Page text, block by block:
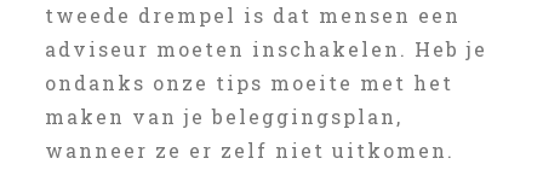
tweede drempel is dat mensen een
adviseur moeten inschakelen. Heb je
ondanks onze tips moeite met het
maken van je beleggingsplan,
wanneer ze er zelf niet uitkomen.